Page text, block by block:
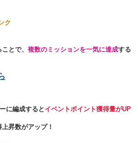
ク
とで、 複数のミッションを一気に達成する
に編成すると イベントポイント獲得量がUP
昇数がアップ！